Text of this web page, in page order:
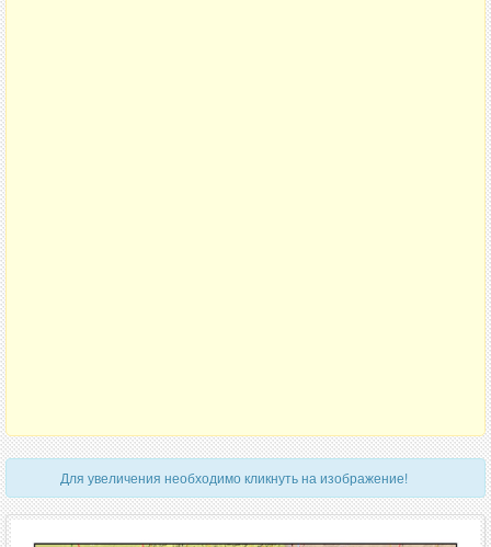
Для увеличения необходимо кликнуть на изображение!